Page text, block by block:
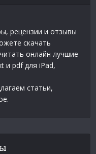
рецензии и отзывы
скачать
онлайн лучшие
и pdf для iPad,
статьи,